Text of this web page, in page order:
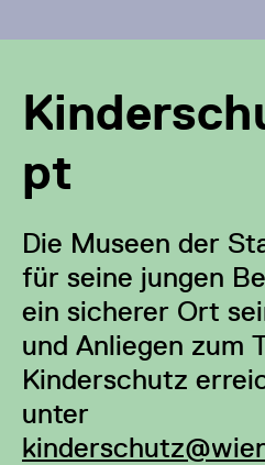
pt
Die Museen der
für seine jungen
ein sicherer Ort
und Anliegen zum
Kinderschutz
unter